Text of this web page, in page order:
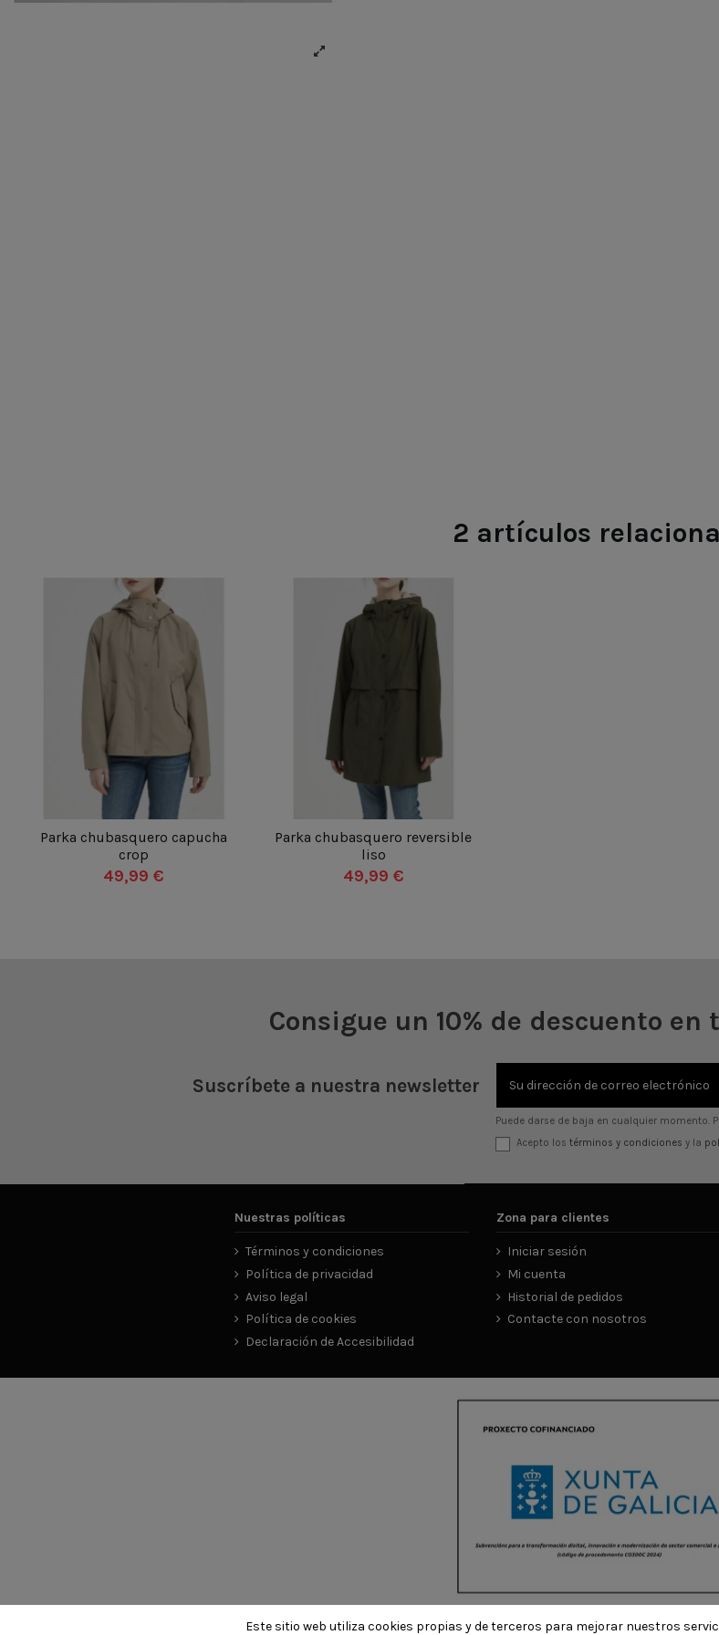
2 artículos
Parka chubasquero capucha
crop
49,99 €
VERDEBEIGE BLANCO
XXS XS S M
ML
XXL
Parka chubasquero reversible
liso
49,99 €
AZUL MARINO
VERDEMARRONGRANATE
XXS XS S M
ML
XXL
Consigue un 10% de descuento
Suscríbete a nuestra newsletter
Puede darse de baja en cualquier momento.
Acepto los términos y condiciones y la
Nuestras políticas
Términos y condiciones
Política de privacidad
Aviso legal
Política de cookies
Declaración de Accesibilidad
Zona para clientes
Iniciar sesión
Mi cuenta
Historial de pedidos
Contacte con nosotros
Este sitio web utiliza cookies propias y de terceros para mejorar nuestros